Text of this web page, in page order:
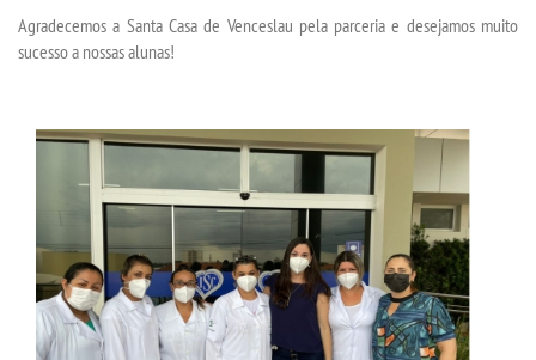
EDITAL
DESTAQUES
REVISTAS ELETRÔNICAS
REVISTA TRANSVERSAL
Agradecemos a Santa Casa de Venceslau pela parceria e desejamos muito
sucesso a nossas alunas!